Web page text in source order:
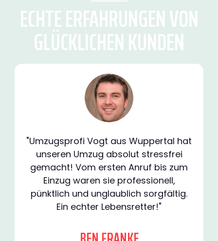
ECHTE ERFAHRUNGEN VON
GLÜCKLICHEN KUNDEN
"Umzugsprofi Vogt aus Wuppertal hat
unseren Umzug absolut stressfrei
gemacht! Vom ersten Anruf bis zum
Einzug waren sie professionell,
pünktlich und unglaublich sorgfältig.
Ein echter Lebensretter!"